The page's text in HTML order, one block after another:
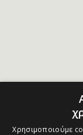
Χρησιμοποιούμε